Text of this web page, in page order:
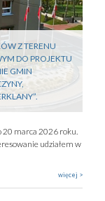
Z TERENU
DO PROJEKTU
GMIN
20 marca 2026 roku.
udziałem w
więcej >